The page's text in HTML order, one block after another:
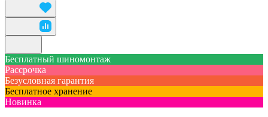
Бесплатный шиномонтаж
Рассрочка
Безусловная гарантия
Бесплатное хранение
Новинка